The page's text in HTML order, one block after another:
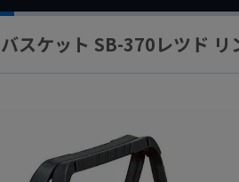
スケット SB-370レツド リ